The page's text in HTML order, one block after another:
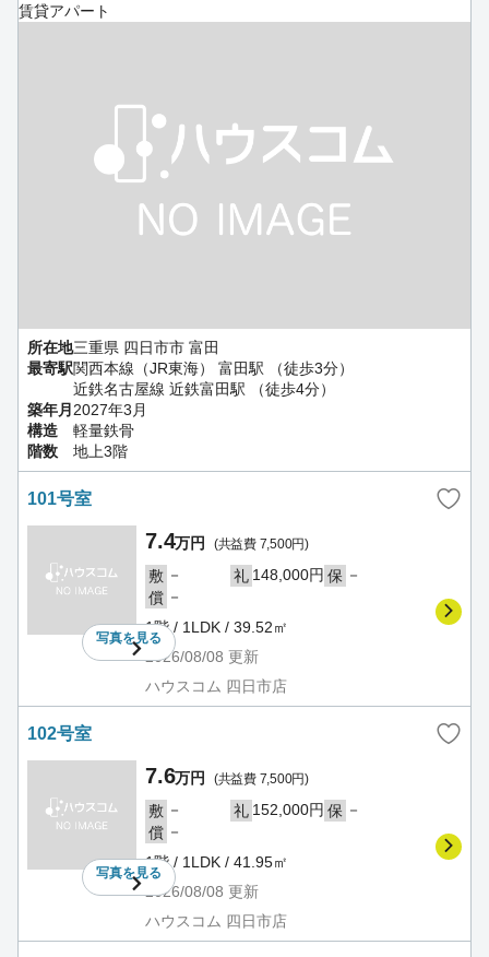
賃貸アパート
所在地三重県 四日市市 富田
最寄駅関西本線（JR東海） 富田駅 （徒歩3分）
近鉄名古屋線 近鉄富田駅 （徒歩4分）
築年月 2027年3月
構造
軽量鉄骨
階数
地上3階
101号室
写真を見る
7.4万円 (共益費 7,500円)
敷 － 礼 148,000円 保 －
償 －
1階 / 1LDK / 39.52㎡
2026/08/08 更新
ハウスコム 四日市店
102号室
写真を見る
7.6万円 (共益費 7,500円)
敷 － 礼 152,000円 保 －
償 －
1階 / 1LDK / 41.95㎡
2026/08/08 更新
ハウスコム 四日市店